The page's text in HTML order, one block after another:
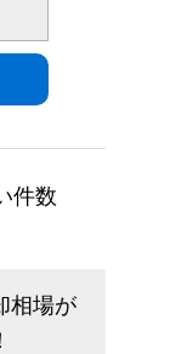
件数
相場が